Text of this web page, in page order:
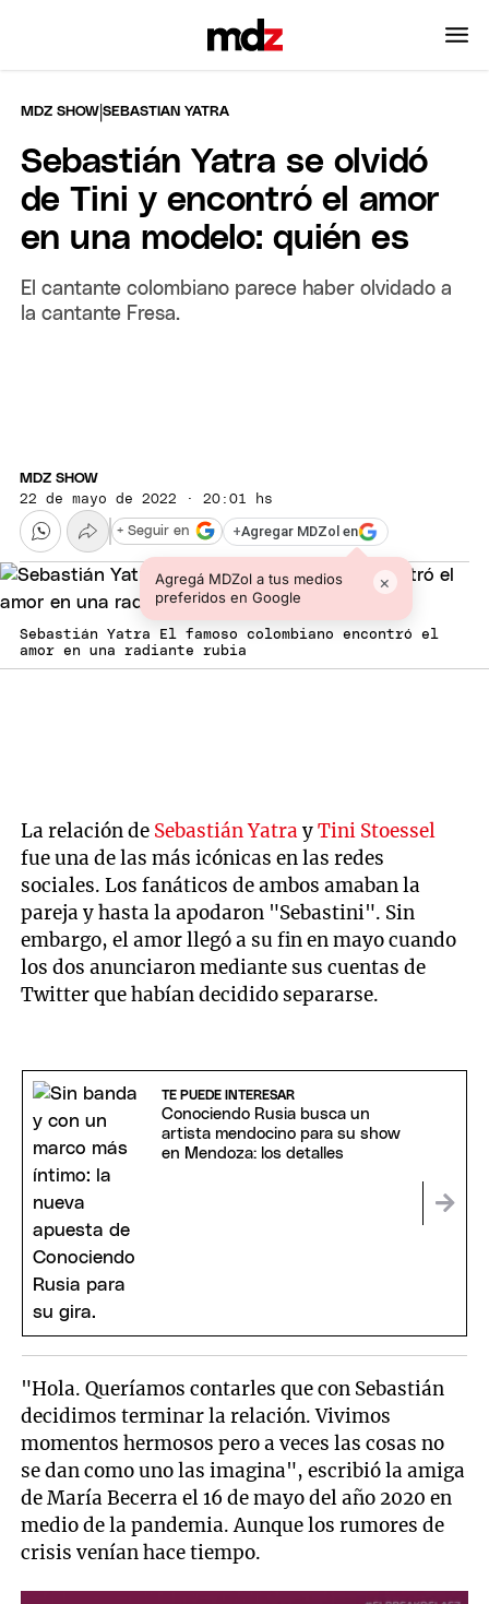
MDZ SHOW |SEBASTIAN YATRA
Sebastián Yatra se olvidó
de Tini y encontró el amor
en una modelo: quién es
El cantante colombiano parece haber olvidado a
la cantante Fresa.
MDZ SHOW
22 de mayo de 2022 · 20:01 hs
+Agregar MDZol en
Agregá MDZol a tus medios
preferidos en Google
×
+ Seguir en
Sebastián Yatra El famoso colombiano encontró el
amor en una radiante rubia
La relación de Sebastián Yatra yTini Stoessel
fue una de las más icónicas en las redes
sociales. Los fanáticos de ambos amaban la
pareja y hasta la apodaron "Sebastini". Sin
embargo, el amor llegó a su fin en mayo cuando
los dos anunciaron mediante sus cuentas de
Twitter que habían decidido separarse.
TE PUEDE INTERESAR
Conociendo Rusia busca un
artista mendocino para su show
en Mendoza: los detalles
"Hola. Queríamos contarles que con Sebastián
decidimos terminar la relación. Vivimos
momentos hermosos pero a veces las cosas no
se dan como uno las imagina", escribió la amiga
de María Becerra el 16 de mayo del año 2020 en
medio de la pandemia. Aunque los rumores de
crisis venían hace tiempo.